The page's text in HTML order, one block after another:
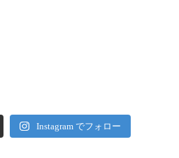
Instagram でフォロー